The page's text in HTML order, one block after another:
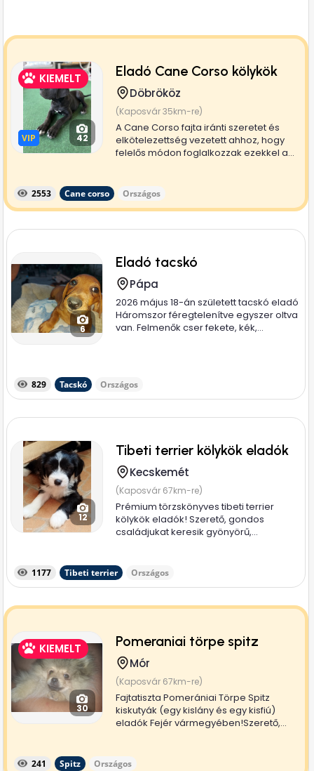
KIEMELT
VIP
VIP 42
Eladó Cane Corso kölykök
Döbrököz
(Kaposvár 35km-re)
A Cane Corso fajta iránti szeretet és
elkötelezettség vezetett ahhoz, hogy
felelős módon foglalkozzak ezekkel a...
2553 Cane corso Országos
6
Eladó tacskó
Pápa
2026 május 18-án született tacskó eladó
Háromszor féregtelenítve egyszer oltva
van. Felmenők cser fekete, kék,...
829 Tacskó Országos
12
Tibeti terrier kölykök eladók
Kecskemét
(Kaposvár 67km-re)
Prémium törzskönyves tibeti terrier
kölykök eladók! Szerető, gondos
családjukat keresik gyönyörű,...
1177 Tibeti terrier Országos
KIEMELT
30
Pomeraniai törpe spitz
Mór
(Kaposvár 67km-re)
Fajtatiszta Pomerániai Törpe Spitz
kiskutyák (egy kislány és egy kisfiú)
eladók Fejér vármegyében!Szerető,...
241 Spitz Országos